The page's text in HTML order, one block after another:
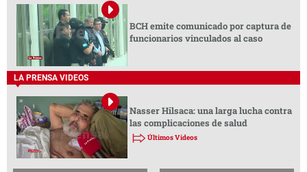
BCH emite comunicado por captura de
funcionarios vinculados al caso
LA PRENSA VIDEOS
Nasser Hilsaca: una larga lucha contra
las complicaciones de salud
Últimos Videos